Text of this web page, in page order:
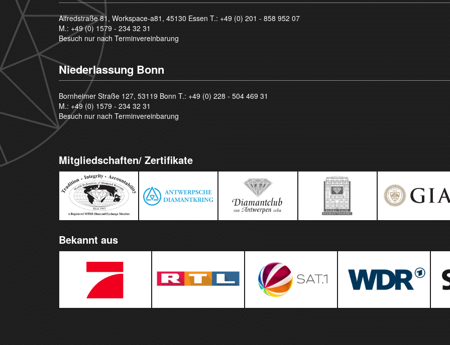
Alfredstraße 81, Workspace-a81, 45130 Essen T.: +49 (0) 201 - 858 952 07
M.: +49 (0) 1579 - 234 32 31
Besuch nur nach Terminvereinbarung
Niederlassung Bonn
Bornheimer Straße 127, 53119 Bonn T.: +49 (0) 228 - 504 469 31
M.: +49 (0) 1579 - 234 32 31
Besuch nur nach Terminvereinbarung
Mitgliedschaften/ Zertifikate
Bekannt aus